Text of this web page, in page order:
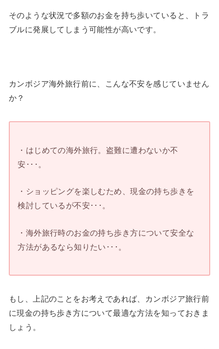
そのような状況で多額のお金を持ち歩いていると、トラ
ブルに発展してしまう可能性が高いです。
カンボジア海外旅行前に、こんな不安を感じていません
か？
・はじめての海外旅行。盗難に遭わないか不
安･･･。
・ショッピングを楽しむため、現金の持ち歩きを
検討しているが不安･･･。
・海外旅行時のお金の持ち歩き方について安全な
方法があるなら知りたい･･･。
もし、上記のことをお考えであれば、カンボジア旅行前
に現金の持ち歩き方について最適な方法を知っておきま
しょう。